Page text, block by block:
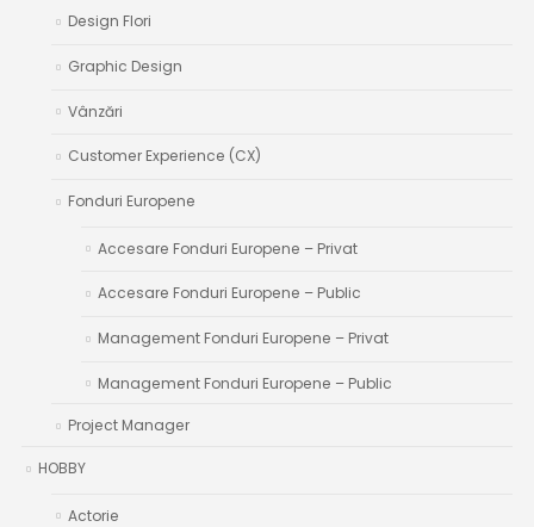
Design Flori
Graphic Design
Vânzări
Customer Experience (CX)
Fonduri Europene
Accesare Fonduri Europene – Privat
Accesare Fonduri Europene – Public
Management Fonduri Europene – Privat
Management Fonduri Europene – Public
Project Manager
HOBBY
Actorie